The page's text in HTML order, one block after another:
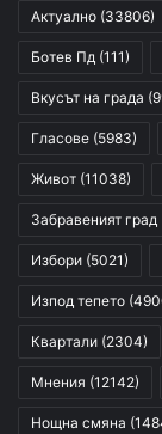
Актуално (33806)
Ботев Пд (111)
Вкусът на града
Гласове (5983)
Живот (11038)
Забравеният град
Избори (5021)
Изпод тепето
Квартали (2304)
Мнения (12142)
Нощна смяна